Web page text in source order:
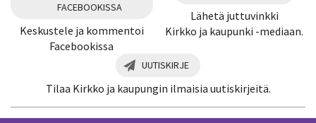
FACEBOOKISSA
Keskustele ja kommentoi
Facebookissa
Lähetä juttuvinkki
Kirkko ja kaupunki -mediaan.
UUTISKIRJE
Tilaa Kirkko ja kaupungin ilmaisia uutiskirjeitä.